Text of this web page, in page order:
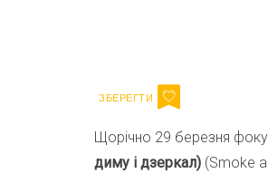
Щорічно 29 березня
диму і дзеркал) (Smoke